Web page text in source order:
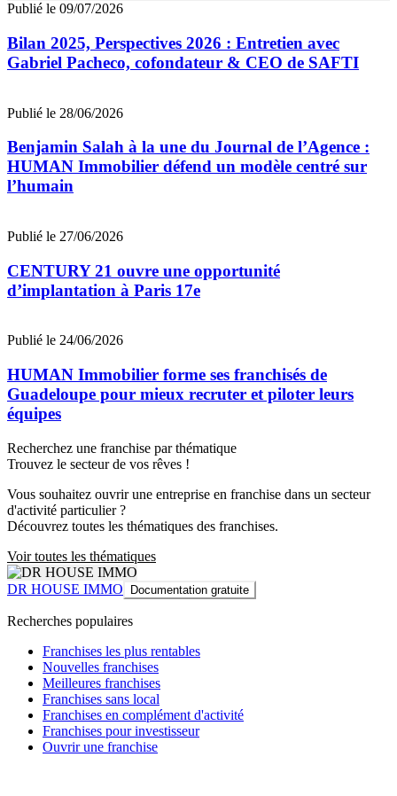
Publié le 09/07/2026
Bilan 2025, Perspectives 2026 : Entretien avec
Gabriel Pacheco, cofondateur & CEO de SAFTI
Publié le 28/06/2026
Benjamin Salah à la une du Journal de l’Agence :
HUMAN Immobilier défend un modèle centré sur
l’humain
Publié le 27/06/2026
CENTURY 21 ouvre une opportunité
d’implantation à Paris 17e
Publié le 24/06/2026
HUMAN Immobilier forme ses franchisés de
Guadeloupe pour mieux recruter et piloter leurs
équipes
Recherchez une franchise par thématique
Trouvez le secteur de vos rêves !
Vous souhaitez ouvrir une entreprise en franchise dans un secteur
d'activité particulier ?
Découvrez toutes les thématiques des franchises.
Voir toutes les thématiques
DR HOUSE IMMO Documentation gratuite
Recherches populaires
Franchises les plus rentables
Nouvelles franchises
Meilleures franchises
Franchises sans local
Franchises en complément d'activité
Franchises pour investisseur
Ouvrir une franchise